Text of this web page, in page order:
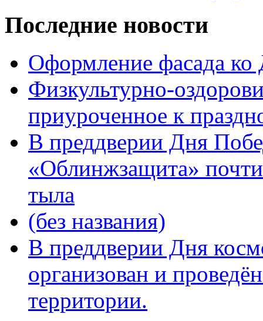
Последние новости
Оформление фасада
Физкультурно-
приуроченное к
В преддверии Дня
«Облинжзащита»
тыла
(без названия)
В преддверии Дня
организован и
территории.